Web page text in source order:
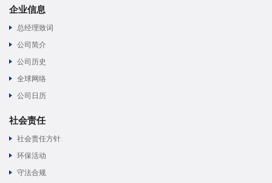
企业信息
总经理致词
公司简介
公司历史
全球网络
公司日历
社会责任
社会责任方针
环保活动
守法合规